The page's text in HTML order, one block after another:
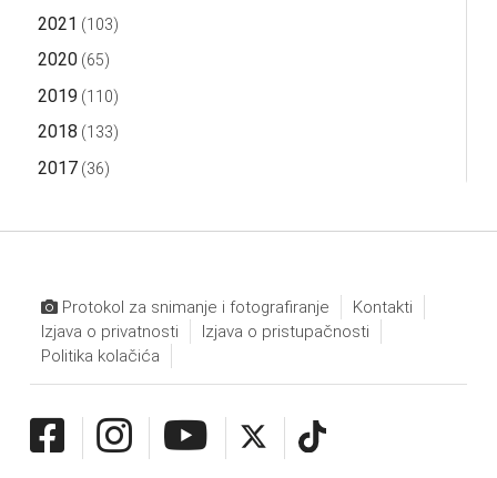
2021 (103)
2020(65)
2019 (110)
2018 (133)
2017(36)
Protokol za snimanje i fotografiranje
Kontakti
Izjava o privatnosti
Izjava o pristupačnosti
Politika kolačića